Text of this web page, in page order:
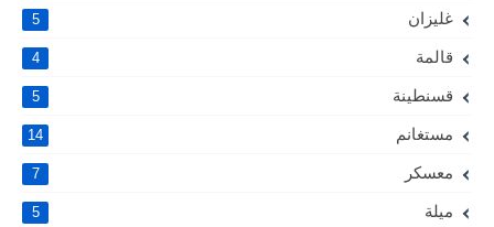
غليزان 5
قالمة 4
قسنطينة 5
مستغانم 14
معسكر 7
ميلة 5